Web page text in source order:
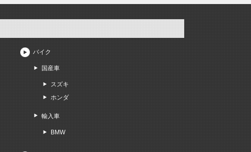
バイク
国産車
スズキ
ホンダ
輸入車
BMW